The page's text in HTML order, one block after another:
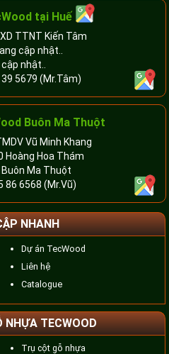
tại Huế
TTNT Kiến Tâm
cập nhật..
nhật..
5679 (Mr.Tâm)
Buôn Ma Thuột
Vũ Minh Khang
Hoàng Hoa Thám
Ma Thuột
86 6568 (Mr.Vũ)
NHANH
Dự án TecWood
Liên hệ
Catalogue
NHỰA TECWOOD
Trụ cột gỗ nhựa